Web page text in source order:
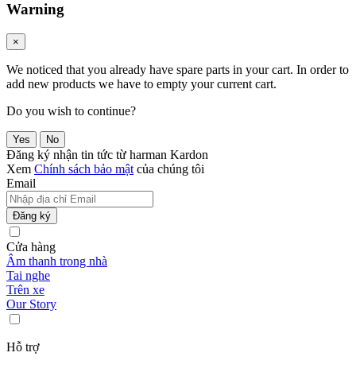
Warning
×
We noticed that you already have spare parts in your cart. In order to
add new products we have to empty your current cart.
Do you wish to continue?
Yes No
Đăng ký nhận tin tức từ harman Kardon
Xem Chính sách bảo mật của chúng tôi
Email
Đăng ký
Cửa hàng
Âm thanh trong nhà
Tai nghe
Trên xe
Our Story
Hỗ trợ